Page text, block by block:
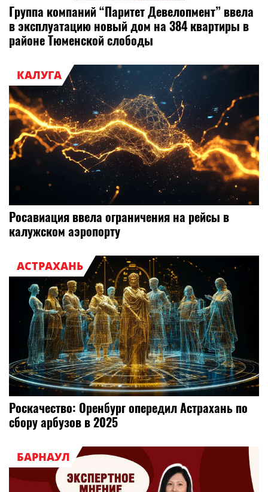
Группа компаний “Паритет Девелопмент” ввела
в эксплуатацию новый дом на 384 квартиры в
районе Тюменской слободы
КАЛУГА
Росавиация ввела ограничения на рейсы в
калужском аэропорту
АСТРАХАНЬ
Роскачество: Оренбург опередил Астрахань по
сбору арбузов в 2025
БАРНАУЛ